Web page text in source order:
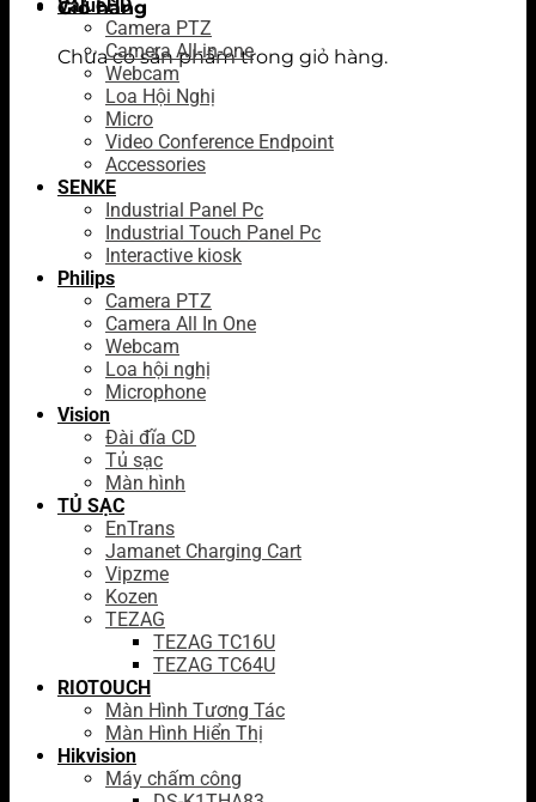
Giỏ hàng
Chưa có sản phẩm trong giỏ hàng.
ValueHD
Camera PTZ
Camera All-in-one
Webcam
Loa Hội Nghị
Micro
Video Conference Endpoint
Accessories
SENKE
Industrial Panel Pc
Industrial Touch Panel Pc
Interactive kiosk
Philips
Camera PTZ
Camera All In One
Webcam
Loa hội nghị
Microphone
Vision
Đài đĩa CD
Tủ sạc
Màn hình
TỦ SẠC
EnTrans
Jamanet Charging Cart
Vipzme
Kozen
TEZAG
TEZAG TC16U
TEZAG TC64U
RIOTOUCH
Màn Hình Tương Tác
Màn Hình Hiển Thị
Hikvision
Máy chấm công